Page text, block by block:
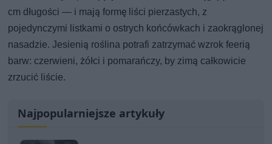
cm długości — i mają formę liści pierzastych, z
pojedynczymi listkami o ostrych końcówkach i zaokrąglonej
nasadzie. Jesienią roślina potrafi zatrzymać wzrok feerią
barw: czerwieni, żółci i pomarańczy, by zimą całkowicie
zrzucić liście.
Najpopularniejsze artykuły